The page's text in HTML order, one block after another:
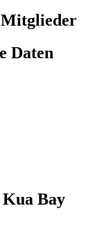
Daten
Kua Bay